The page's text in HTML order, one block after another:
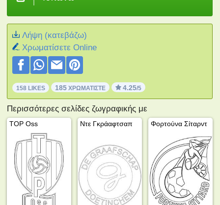
Λήψη (κατεβάζω)
Xρωματίσετε Online
158 LIKES 185 ΧΡΩΜΑΤΊΣΤΕ 4.25/5
Περισσότερες σελίδες ζωγραφικής με
TOP Oss Ντε Γκράαφτσαπ Φορτούνα Σίταρντ